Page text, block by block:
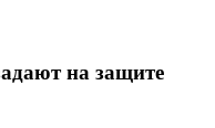
на защите